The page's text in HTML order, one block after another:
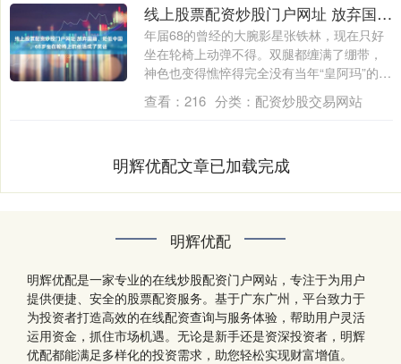
线上股票配资炒股门户网址 放弃国籍、贬低中国，68岁坐在轮椅上的他活成了笑话
年届68的曾经的大腕影星张铁林，现在只好
坐在轮椅上动弹不得。双腿都缠满了绷带，
神色也变得憔悴得完全没有当年“皇阿玛”的
威....
查看： 216 分类： 配资炒股交易网站
明辉优配文章已加载完成
明辉优配
明辉优配是一家专业的在线炒股配资门户网站，专注于为用户
提供便捷、安全的股票配资服务。基于广东广州，平台致力于
为投资者打造高效的在线配资查询与服务体验，帮助用户灵活
运用资金，抓住市场机遇。无论是新手还是资深投资者，明辉
优配都能满足多样化的投资需求，助您轻松实现财富增值。